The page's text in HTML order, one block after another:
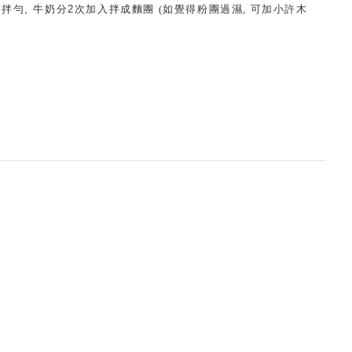
拌勻 ,牛奶分2 次加入拌成麵團 (如覺得粉團過濕, 可加小許木